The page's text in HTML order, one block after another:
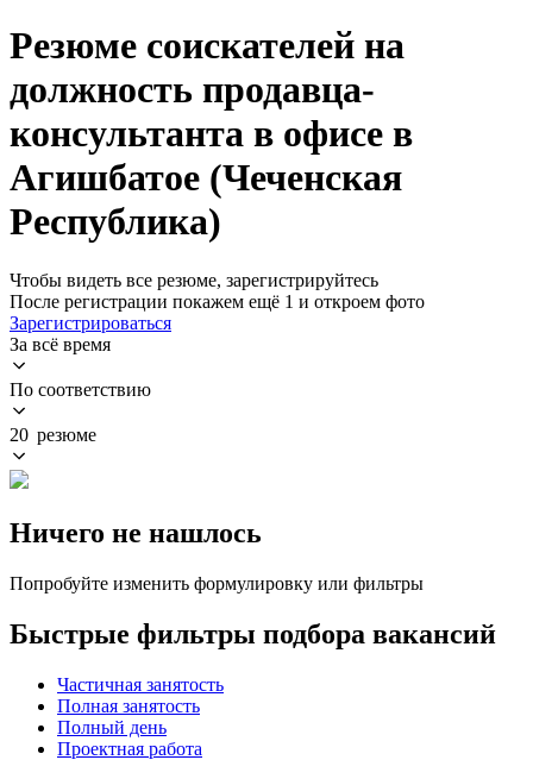
Резюме соискателей на
должность продавца-
консультанта в офисе в
Агишбатое (Чеченская
Республика)
Чтобы видеть все резюме, зарегистрируйтесь
После регистрации покажем ещё 1 и откроем фото
Зарегистрироваться
За всё время
По соответствию
20 резюме
Ничего не нашлось
Попробуйте изменить формулировку или фильтры
Быстрые фильтры подбора вакансий
Частичная занятость
Полная занятость
Полный день
Проектная работа